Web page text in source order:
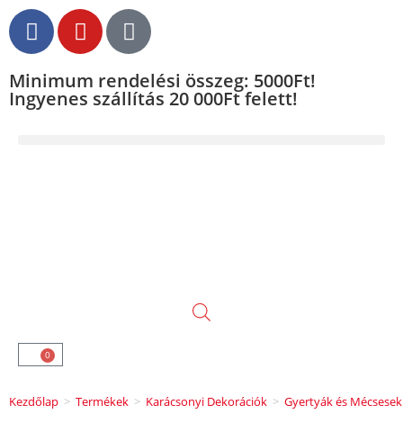
Minimum rendelési összeg: 5000Ft!
Ingyenes szállítás 20 000Ft felett!
0
Kezdőlap > Termékek > Karácsonyi Dekorációk > Gyertyák és Mécsesek